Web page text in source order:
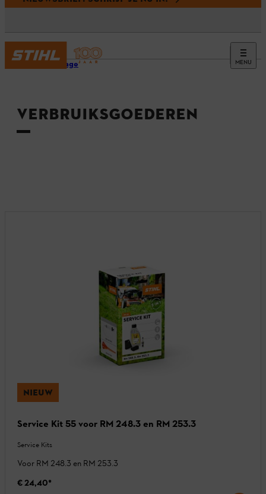
MENU
Homepage
VERBRUIKSGOEDEREN
NIEUW
Service Kit 55 voor RM 248.3 en RM 253.3
Service Kits
Voor RM 248.3 en RM 253.3
€ 24,40*